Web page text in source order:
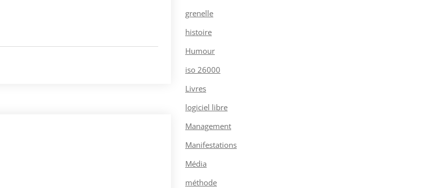
grenelle
histoire
Humour
iso 26000
Livres
logiciel libre
Management
Manifestations
Média
méthode